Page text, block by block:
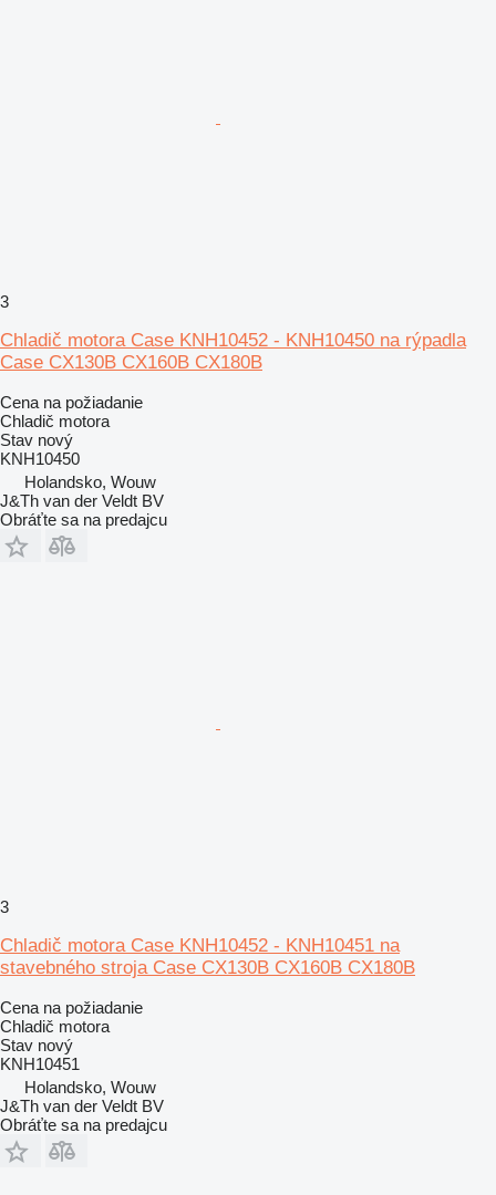
3
Chladič motora Case KNH10452 - KNH10450 na rýpadla
Case CX130B CX160B CX180B
Cena na požiadanie
Chladič motora
Stav nový
KNH10450
Holandsko, Wouw
J&Th van der Veldt BV
Obráťte sa na predajcu
3
Chladič motora Case KNH10452 - KNH10451 na
stavebného stroja Case CX130B CX160B CX180B
Cena na požiadanie
Chladič motora
Stav nový
KNH10451
Holandsko, Wouw
J&Th van der Veldt BV
Obráťte sa na predajcu